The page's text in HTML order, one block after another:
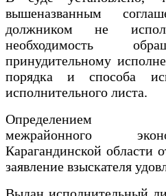
вышеназванным
должником не
необходимость
принудительному
порядка и способа
исполнительного листа.
Определением
межрайонного
Карагандинской области
заявление взыскателя